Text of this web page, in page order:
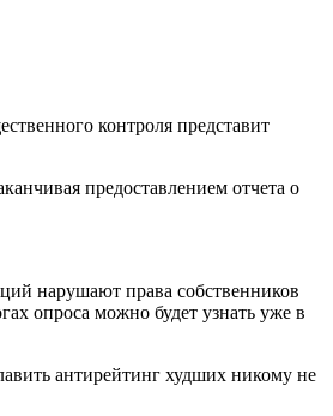
контроля представит
предоставлением отчета о
нарушают права собственников
опроса можно будет узнать уже в
антирейтинг худших никому не